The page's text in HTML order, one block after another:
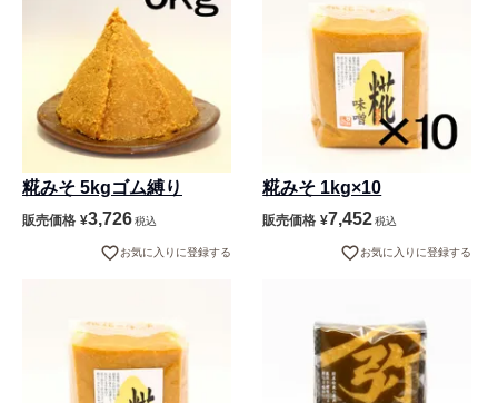
糀みそ 5kgゴム縛り
販売価格 ¥3,726税込
お気に入りに登録する
糀みそ 1kg×10
販売価格 ¥7,452 税込
お気に入りに登録する